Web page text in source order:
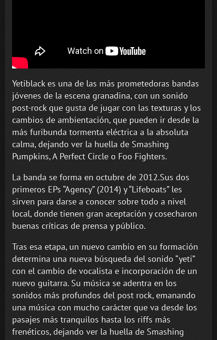
Yetiblack es una de las más prometedoras bandas
jóvenes de la escena granadina, con un sonido
post-rock que gusta de jugar con las texturas y los
cambios de ambientación, que pueden ir desde la
más furibunda tormenta eléctrica a la absoluta
calma, dejando ver la huella de Smashing
Pumpkins, A Perfect Circle o Foo Fighters.
La banda se forma en octubre de 2012.Sus dos
primeros EPs “Agency” (2014) y “Lifeboats” les
sirven para darse a conocer sobre todo a nivel
local, donde tienen gran aceptación y cosecharon
buenas críticas de prensa y público.
Tras esa etapa, un nuevo cambio en su formación
determina una nueva búsqueda del sonido “yeti”
con el cambio de vocalista e incorporación de un
nuevo guitarra. Su música se adentra en los
sonidos más profundos del post rock, emanando
una música con mucho carácter que va desde los
pasajes más tranquilos hasta los riffs más
frenéticos, dejando ver la huella de Smashing